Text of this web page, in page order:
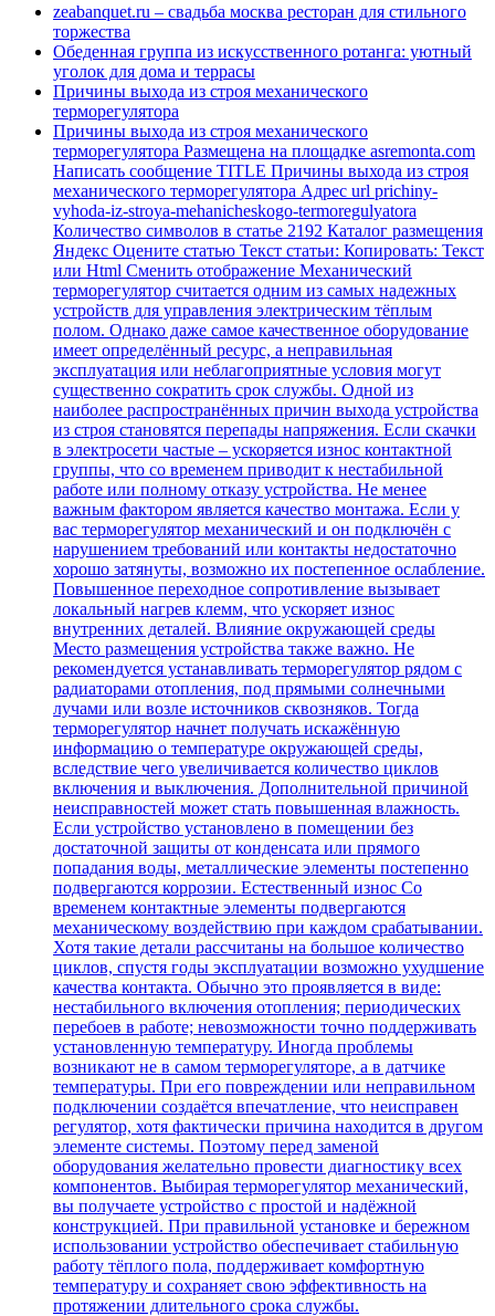
zeabanquet.ru – свадьба москва ресторан для стильного
торжества
Обеденная группа из искусственного ротанга: уютный
уголок для дома и террасы
Причины выхода из строя механического
терморегулятора
Причины выхода из строя механического
терморегулятора Размещена на площадке asremonta.com
Написать сообщение TITLE Причины выхода из строя
механического терморегулятора Адрес url prichiny-
vyhoda-iz-stroya-mehanicheskogo-termoregulyatora
Количество символов в статье 2192 Каталог размещения
Яндекс Оцените статью Текст статьи: Копировать: Текст
или Html Cменить отображение Механический
терморегулятор считается одним из самых надежных
устройств для управления электрическим тёплым
полом. Однако даже самое качественное оборудование
имеет определённый ресурс, а неправильная
эксплуатация или неблагоприятные условия могут
существенно сократить срок службы. Одной из
наиболее распространённых причин выхода устройства
из строя становятся перепады напряжения. Если скачки
в электросети частые – ускоряется износ контактной
группы, что со временем приводит к нестабильной
работе или полному отказу устройства. Не менее
важным фактором является качество монтажа. Если у
вас терморегулятор механический и он подключён с
нарушением требований или контакты недостаточно
хорошо затянуты, возможно их постепенное ослабление.
Повышенное переходное сопротивление вызывает
локальный нагрев клемм, что ускоряет износ
внутренних деталей. Влияние окружающей среды
Место размещения устройства также важно. Не
рекомендуется устанавливать терморегулятор рядом с
радиаторами отопления, под прямыми солнечными
лучами или возле источников сквозняков. Тогда
терморегулятор начнет получать искажённую
информацию о температуре окружающей среды,
вследствие чего увеличивается количество циклов
включения и выключения. Дополнительной причиной
неисправностей может стать повышенная влажность.
Если устройство установлено в помещении без
достаточной защиты от конденсата или прямого
попадания воды, металлические элементы постепенно
подвергаются коррозии. Естественный износ Со
временем контактные элементы подвергаются
механическому воздействию при каждом срабатывании.
Хотя такие детали рассчитаны на большое количество
циклов, спустя годы эксплуатации возможно ухудшение
качества контакта. Обычно это проявляется в виде:
нестабильного включения отопления; периодических
перебоев в работе; невозможности точно поддерживать
установленную температуру. Иногда проблемы
возникают не в самом терморегуляторе, а в датчике
температуры. При его повреждении или неправильном
подключении создаётся впечатление, что неисправен
регулятор, хотя фактически причина находится в другом
элементе системы. Поэтому перед заменой
оборудования желательно провести диагностику всех
компонентов. Выбирая терморегулятор механический,
вы получаете устройство с простой и надёжной
конструкцией. При правильной установке и бережном
использовании устройство обеспечивает стабильную
работу тёплого пола, поддерживает комфортную
температуру и сохраняет свою эффективность на
протяжении длительного срока службы.